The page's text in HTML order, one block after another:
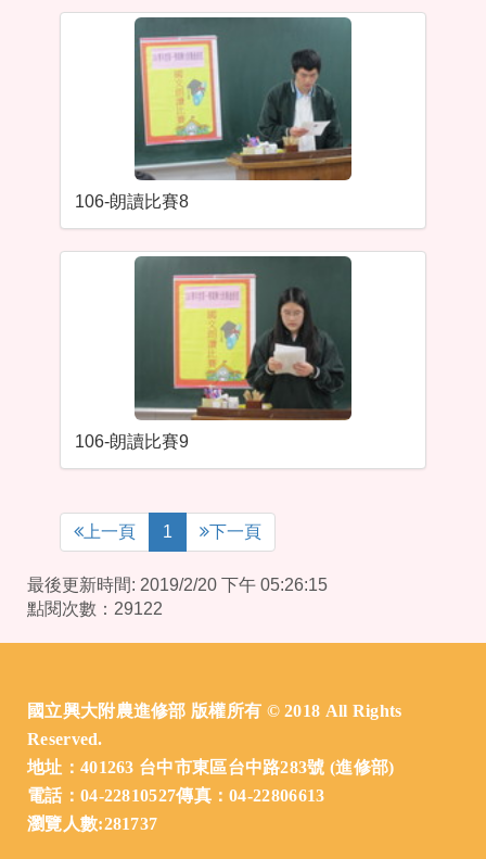
106-朗讀比賽8
106-朗讀比賽9
上一頁 1 下一頁
最後更新時間: 2019/2/20 下午 05:26:15
點閱次數：29122
國立興大附農進修部 版權所有 © 2018 All Rights
Reserved.
地址：401263 台中市東區台中路283號 (進修部)
電話：04-22810527傳真：04-22806613
瀏覽人數:281737